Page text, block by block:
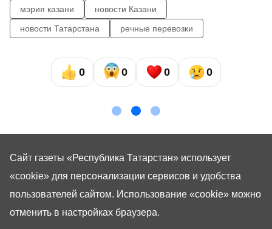
мэрия казани
новости Казани
новости Татарстана
речные перевозки
0 0 0 0
Сайт газеты «Республика Татарстан» использует
«cookie» для персонализации сервисов и удобства
пользователей сайтом. Использование «cookie» можно
отменить в настройках браузера.